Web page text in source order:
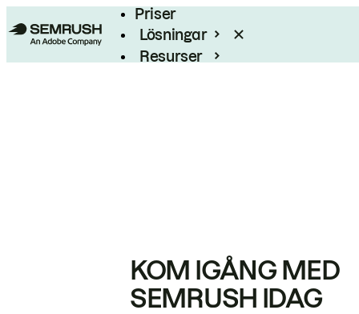
Priser
Lösningar
Resurser
KOM IGÅNG MED
SEMRUSH IDAG